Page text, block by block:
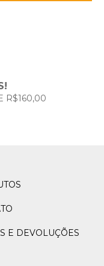
R$160,00
E DEVOLUÇÕES